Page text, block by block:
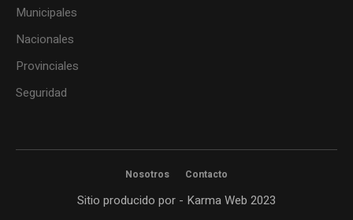
Municipales
Nacionales
Provinciales
Seguridad
Nosotros Contacto
Sitio producido por - Karma Web 2023